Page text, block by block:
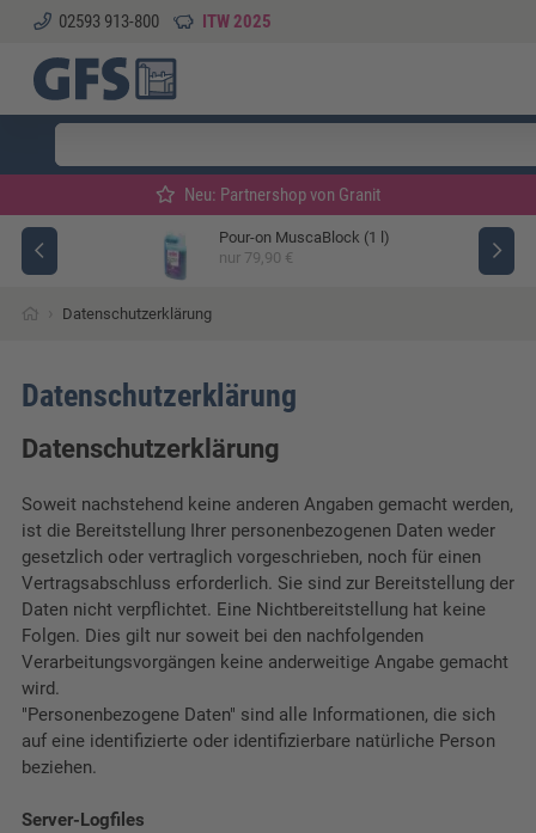
02593 913-800 ITW 2025
Neu: Partnershop von Granit
Pour-on MuscaBlock (1 l)
nur 79,90 €
Datenschutzerklärung
Datenschutzerklärung
Datenschutzerklärung
Soweit nachstehend keine anderen Angaben gemacht werden,
ist die Bereitstellung Ihrer personenbezogenen Daten weder
gesetzlich oder vertraglich vorgeschrieben, noch für einen
Vertragsabschluss erforderlich. Sie sind zur Bereitstellung der
Daten nicht verpflichtet. Eine Nichtbereitstellung hat keine
Folgen. Dies gilt nur soweit bei den nachfolgenden
Verarbeitungsvorgängen keine anderweitige Angabe gemacht
wird.
"Personenbezogene Daten" sind alle Informationen, die sich
auf eine identifizierte oder identifizierbare natürliche Person
beziehen.
Server-Logfiles